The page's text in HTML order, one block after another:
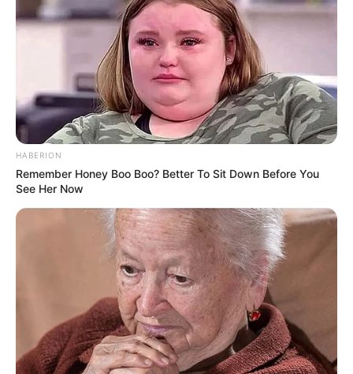
Suchen:
Auf einigen Seiten dieses Projektes sind Affiliate-
Angebote integriert. Wenn etwas darüber gebucht oder
gekauft wird, ist das eine Unterstützung, ohne dass sich
dadurch der Preis ändert.
HABERION
Remember Honey Boo Boo? Better To Sit Down Before You
See Her Now